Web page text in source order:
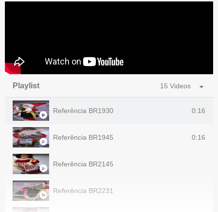
Playlist 15 Videos
Referência BR1930 0:16
Referência BR1945 0:16
Referência BR2145
Referência BR2231